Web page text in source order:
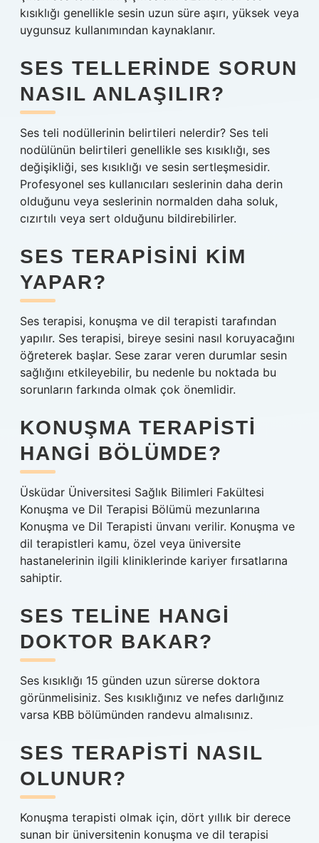
kısıklığı genellikle sesin uzun süre aşırı, yüksek veya
uygunsuz kullanımından kaynaklanır.
SES TELLERINDE SORUN
NASIL ANLAŞILIR?
Ses teli nodüllerinin belirtileri nelerdir? Ses teli
nodülünün belirtileri genellikle ses kısıklığı, ses
değişikliği, ses kısıklığı ve sesin sertleşmesidir.
Profesyonel ses kullanıcıları seslerinin daha derin
olduğunu veya seslerinin normalden daha soluk,
cızırtılı veya sert olduğunu bildirebilirler.
SES TERAPISINI KIM
YAPAR?
Ses terapisi, konuşma ve dil terapisti tarafından
yapılır. Ses terapisi, bireye sesini nasıl koruyacağını
öğreterek başlar. Sese zarar veren durumlar sesin
sağlığını etkileyebilir, bu nedenle bu noktada bu
sorunların farkında olmak çok önemlidir.
KONUŞMA TERAPISTI
HANGI BÖLÜMDE?
Üsküdar Üniversitesi Sağlık Bilimleri Fakültesi
Konuşma ve Dil Terapisi Bölümü mezunlarına
Konuşma ve Dil Terapisti ünvanı verilir. Konuşma ve
dil terapistleri kamu, özel veya üniversite
hastanelerinin ilgili kliniklerinde kariyer fırsatlarına
sahiptir.
SES TELINE HANGI
DOKTOR BAKAR?
Ses kısıklığı 15 günden uzun sürerse doktora
görünmelisiniz. Ses kısıklığınız ve nefes darlığınız
varsa KBB bölümünden randevu almalısınız.
SES TERAPISTI NASIL
OLUNUR?
Konuşma terapisti olmak için, dört yıllık bir derece
sunan bir üniversitenin konuşma ve dil terapisi